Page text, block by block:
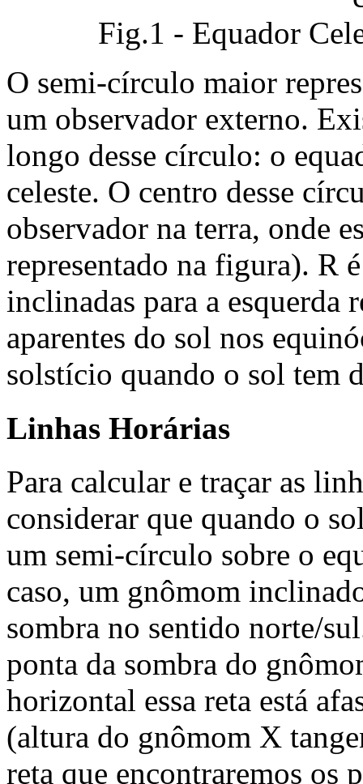
Fig.1 - Equador
O semi-círculo maior
um observador externo.
longo desse círculo: o
celeste. O centro desse
observador na terra, onde
representado na figura). R
inclinadas para a esquerda
aparentes do sol nos
solstício quando o sol tem
Linhas Horárias
Para calcular e traçar as
considerar que quando o
um semi-círculo sobre o
caso, um gnômom
sombra no sentido norte/
ponta da sombra do
horizontal essa reta está
(altura do gnômom X
reta que encontraremos os